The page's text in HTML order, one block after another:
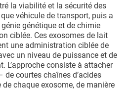
la viabilité et la sécurité des
véhicule de transport, puis a
génétique et de chimie
ciblée. Ces exosomes de lait
une administration ciblée de
un niveau de puissance et de
L’approche consiste à attacher
de courtes chaînes d’acides
chaque exosome, de manière